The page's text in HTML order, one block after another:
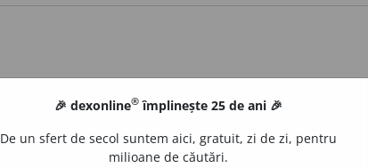
🎉 dexonline® împlinește 25 de ani 🎉
De un sfert de secol suntem aici, gratuit, zi de zi, pentru
milioane de căutări.